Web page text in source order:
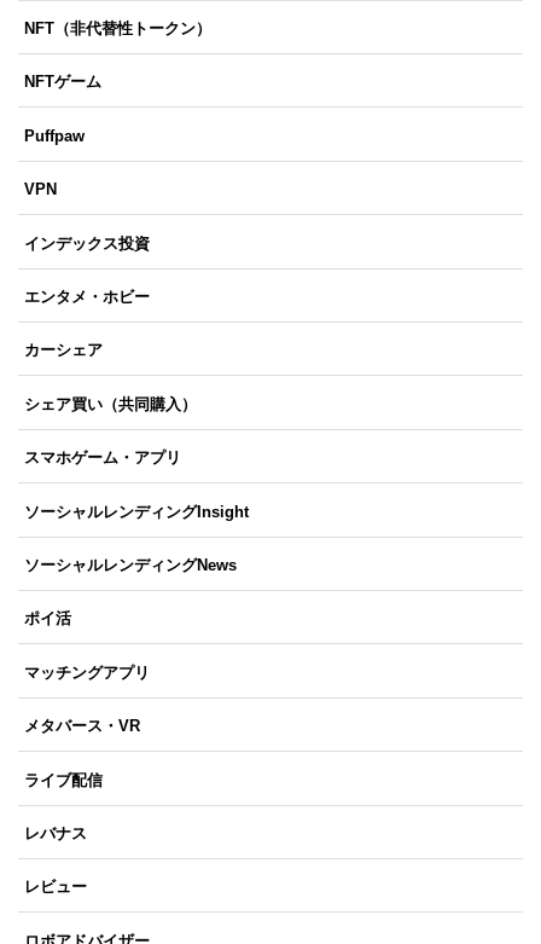
NFT（非代替性トークン）
NFTゲーム
Puffpaw
VPN
インデックス投資
エンタメ・ホビー
カーシェア
シェア買い（共同購入）
スマホゲーム・アプリ
ソーシャルレンディングInsight
ソーシャルレンディングNews
ポイ活
マッチングアプリ
メタバース・VR
ライブ配信
レバナス
レビュー